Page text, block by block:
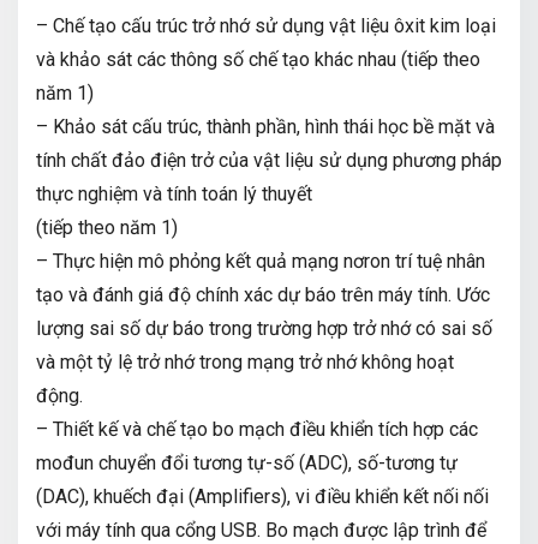
– Chế tạo cấu trúc trở nhớ sử dụng vật liệu ôxit kim loại
và khảo sát các thông số chế tạo khác nhau (tiếp theo
năm 1)
– Khảo sát cấu trúc, thành phần, hình thái học bề mặt và
tính chất đảo điện trở của vật liệu sử dụng phương pháp
thực nghiệm và tính toán lý thuyết
(tiếp theo năm 1)
– Thực hiện mô phỏng kết quả mạng nơron trí tuệ nhân
tạo và đánh giá độ chính xác dự báo trên máy tính. Ước
lượng sai số dự báo trong trường hợp trở nhớ có sai số
và một tỷ lệ trở nhớ trong mạng trở nhớ không hoạt
động.
– Thiết kế và chế tạo bo mạch điều khiển tích hợp các
mođun chuyển đổi tương tự-số (ADC), số-tương tự
(DAC), khuếch đại (Amplifiers), vi điều khiển kết nối nối
với máy tính qua cổng USB. Bo mạch được lập trình để